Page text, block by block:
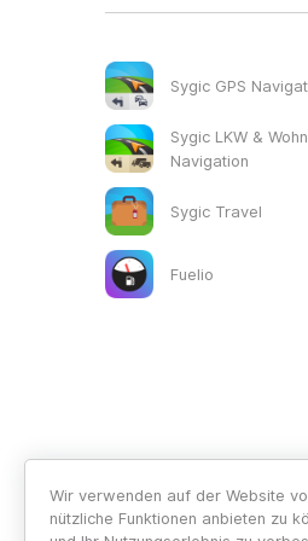
Sygic GPS
Sygic LKW &
Navigation
Sygic Travel
Fuelio
Wir verwenden auf der Website
nützliche Funktionen anbieten zu